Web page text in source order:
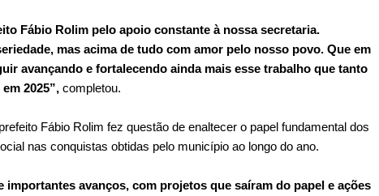
Fábio Rolim pelo apoio constante à nossa secretaria.
mas acima de tudo com amor pelo nosso povo. Que em
avançando e fortalecendo ainda mais esse trabalho que tanto
2025”, completou.
Fábio Rolim fez questão de enaltecer o papel fundamental dos
nas conquistas obtidas pelo município ao longo do ano.
importantes avanços, com projetos que saíram do papel e ações